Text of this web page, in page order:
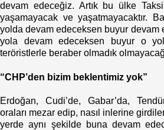
devam edeceğiz. Artık bu ülke
yaşamayacak ve yaşatmayacaktır.
yolda devam edeceksen buyur devam
yola devam edeceksen buyur o
teröristlerle beraber olmadık
“CHP’den bizim beklentimiz yok”
Erdoğan, Cudi’de, Gabar’da,
oraları mezar edip, nasıl inlerine
yerde aynı şekilde buna devam